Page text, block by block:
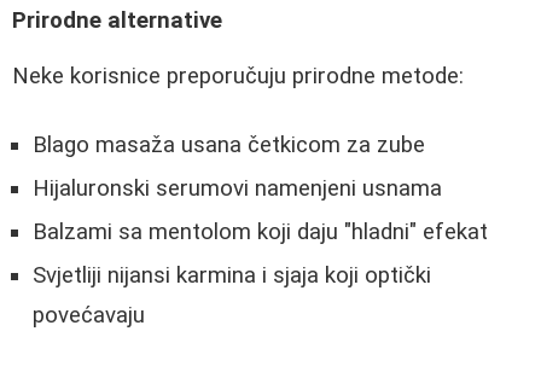
Prirodne alternative
Neke korisnice preporučuju prirodne metode:
Blago masaža usana četkicom za zube
Hijaluronski serumovi namenjeni usnama
Balzami sa mentolom koji daju "hladni" efekat
Svjetliji nijansi karmina i sjaja koji optički
povećavaju